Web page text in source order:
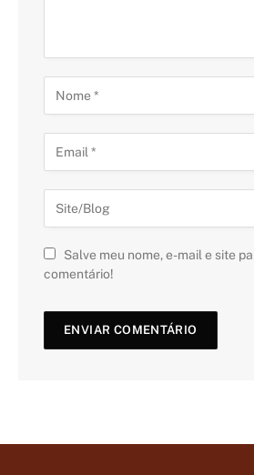
Salve meu nome, e-mail e site
comentário!